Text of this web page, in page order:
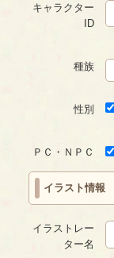
キャラクター
ID
種族
性別
ＰＣ・ＮＰＣ
イラスト情報
イラストレー
ター名